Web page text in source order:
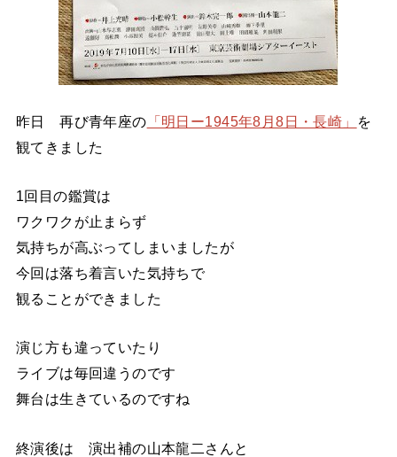
昨日 再び青年座の 「明日ー1945年8月8日・長崎」
を
観てきました
1回目の鑑賞は
ワクワクが止まらず
気持ちが高ぶってしまいましたが
今回は落ち着言いた気持ちで
観ることができました
演じ方も違っていたり
ライブは毎回違うのです
舞台は生きているのですね
終演後は 演出補の山本龍二さんと